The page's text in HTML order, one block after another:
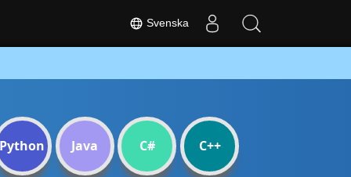
Python Java C# C++
Svenska